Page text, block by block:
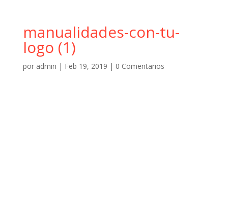
manualidades-con-tu-
logo (1)
por admin | Feb 19, 2019 | 0 Comentarios